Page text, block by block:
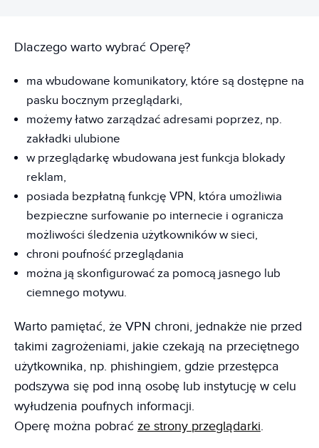
Dlaczego warto wybrać Operę?
ma wbudowane komunikatory, które są dostępne na
pasku bocznym przeglądarki,
możemy łatwo zarządzać adresami poprzez, np.
zakładki ulubione
w przeglądarkę wbudowana jest funkcja blokady
reklam,
posiada bezpłatną funkcję VPN, która umożliwia
bezpieczne surfowanie po internecie i ogranicza
możliwości śledzenia użytkowników w sieci,
chroni poufność przeglądania
można ją skonfigurować za pomocą jasnego lub
ciemnego motywu.
Warto pamiętać, że VPN chroni, jednakże nie przed
takimi zagrożeniami, jakie czekają na przeciętnego
użytkownika, np. phishingiem, gdzie przestępca
podszywa się pod inną osobę lub instytucję w celu
wyłudzenia poufnych informacji.
Operę można pobrać ze strony przeglądarki.